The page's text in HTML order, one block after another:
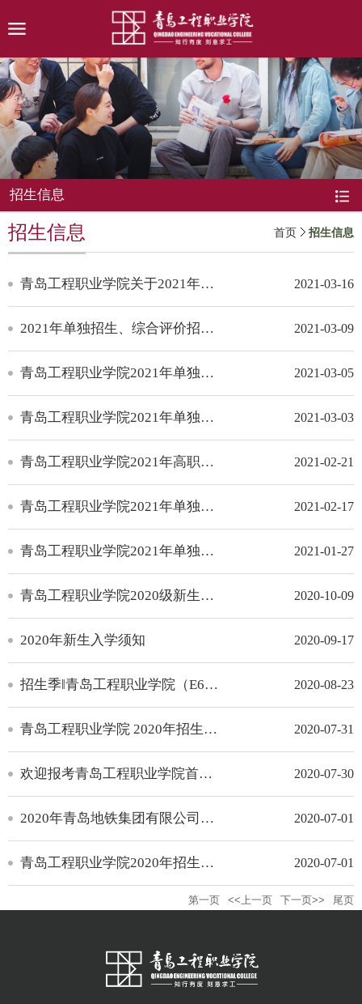
招生信息
首页 招生信息
招生信息
青岛工程职业学院关于2021年单独招生和综合评价招生拟录取情况公示的通知 2021-03-16
2021年单独招生、综合评价招生网上测试（面试）系统操作说明 2021-03-09
​青岛工程职业学院2021年单独招生、综合评价招生网上面试说明 2021-03-05
青岛工程职业学院2021年单独（综合评价）招生缴费公告 2021-03-03
青岛工程职业学院2021年高职（专科）单独招生和综合评价招生章程 2021-02-21
青岛工程职业学院2021年单独（综合评价）招生服务指南 2021-02-17
青岛工程职业学院2021年单独招生和综合评价招生与您相约在春天里 2021-01-27
青岛工程职业学院2020级新生报到告知书 2020-10-09
2020年新生入学须知 2020-09-17
招生季‖青岛工程职业学院（E666）“拍了拍”你 2020-08-23
青岛工程职业学院 2020年招生计划 2020-07-31
欢迎报考青岛工程职业学院首批地铁订单班 2020-07-30
2020年青岛地铁集团有限公司运营分公司（青岛地铁）2020级订单班 2020-07-01
青岛工程职业学院2020年招生计划 2020-07-01
第一页 <<上一页 下一页>> 尾页